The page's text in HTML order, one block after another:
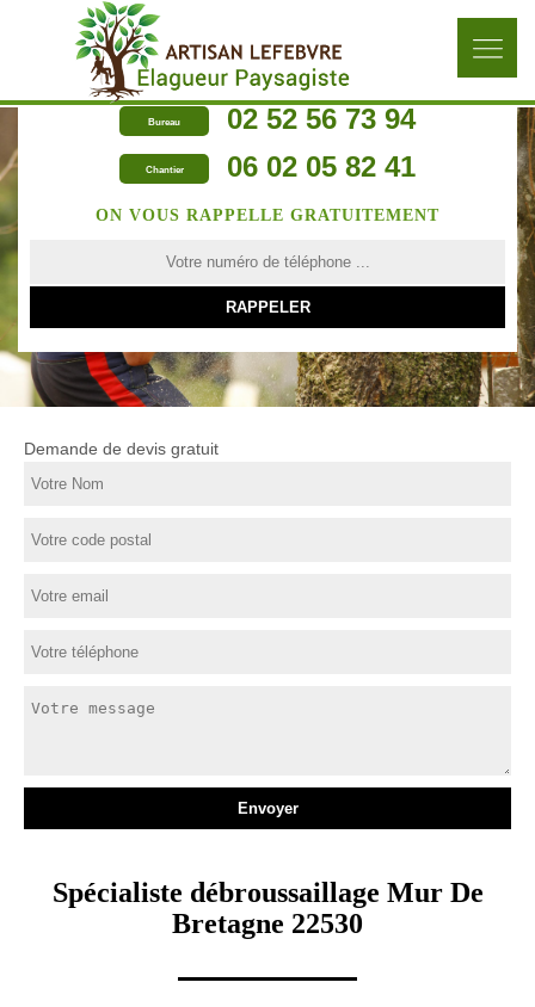
Bureau 02 52 56 73 94
Chantier 06 02 05 82 41
ON VOUS RAPPELLE GRATUITEMENT
Demande de devis gratuit
Spécialiste débroussaillage Mur De
Bretagne 22530